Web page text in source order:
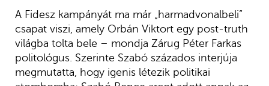
A Fidesz kampányát ma már „harmadvonalbeli”
csapat viszi, amely Orbán Viktort egy post-truth
világba tolta bele – mondja Zárug Péter Farkas
politológus. Szerinte Szabó százados interjúja
megmutatta, hogy igenis létezik politikai